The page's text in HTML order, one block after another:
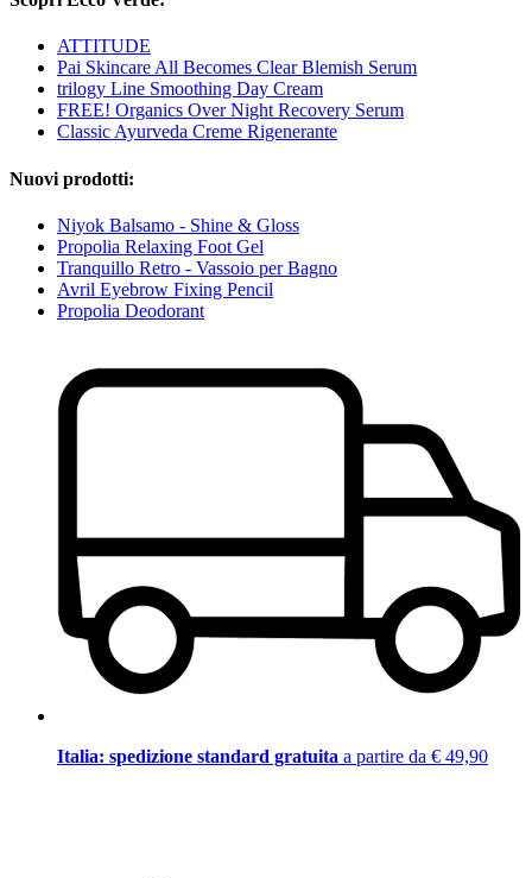
ATTITUDE
Pai Skincare All Becomes Clear Blemish Serum
trilogy Line Smoothing Day Cream
FREE! Organics Over Night Recovery Serum
Classic Ayurveda Creme Rigenerante
Nuovi prodotti:
Niyok Balsamo - Shine & Gloss
Propolia Relaxing Foot Gel
Tranquillo Retro - Vassoio per Bagno
Avril Eyebrow Fixing Pencil
Propolia Deodorant
Italia: spedizione standard gratuita a partire da € 49,90